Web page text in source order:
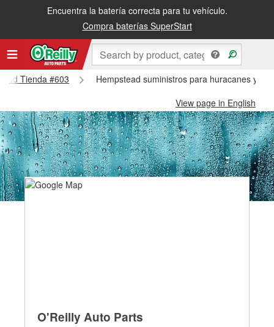
Encuentra la batería correcta para tu vehículo.
Compra baterías SuperStart
Tienda #603
Hempstead suministros para huracanes y
View page in English
O'Reilly Auto Parts